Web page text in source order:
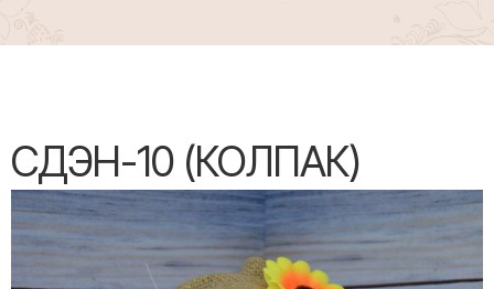
СДЭН-10 (КОЛПАК)